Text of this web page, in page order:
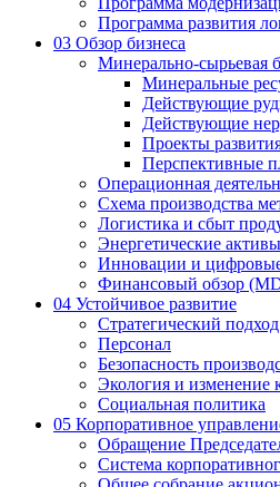
Программа развития
03 Обзор бизнеса
Минерально-сырьевая
Минеральные
Действующие
Действующие
Проекты
Перспективные
Операционная
Схема производства
Логистика и сбыт
Энергетические активы
Инновации и
Финансовый обзор
04 Устойчивое развитие
Стратегический подход
Персонал
Безопасность
Экология и изменение
Социальная политика
05 Корпоративное
Обращение
Система